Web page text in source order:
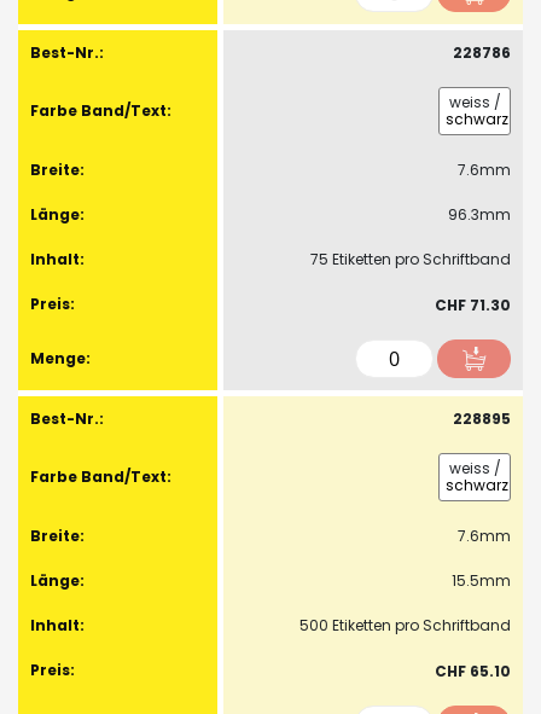
228786
weiss /
schwarz
7.6mm
96.3mm
75 Etiketten pro Schriftband
CHF 71.30
228895
weiss /
schwarz
7.6mm
15.5mm
500 Etiketten pro Schriftband
CHF 65.10